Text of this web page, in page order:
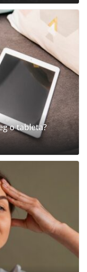
o tableta?